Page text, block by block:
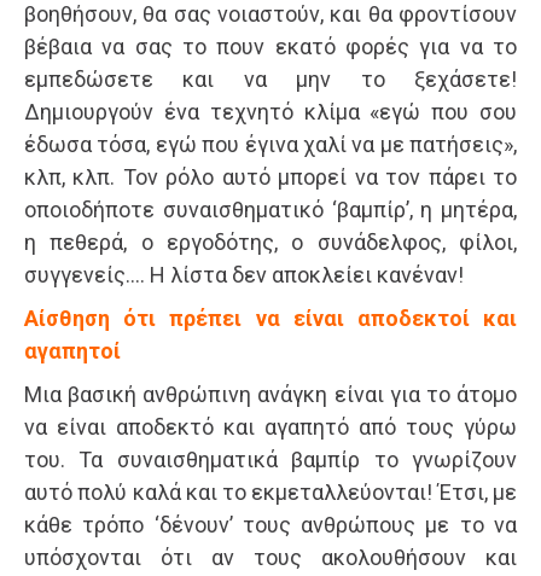
βοηθήσουν, θα σας νοιαστούν, και θα φροντίσουν
βέβαια να σας το πουν εκατό φορές για να το
εμπεδώσετε και να μην το ξεχάσετε!
Δημιουργούν ένα τεχνητό κλίμα «εγώ που σου
έδωσα τόσα, εγώ που έγινα χαλί να με πατήσεις»,
κλπ, κλπ. Τον ρόλο αυτό μπορεί να τον πάρει το
οποιοδήποτε συναισθηματικό ‘βαμπίρ’, η μητέρα,
η πεθερά, ο εργοδότης, ο συνάδελφος, φίλοι,
συγγενείς…. Η λίστα δεν αποκλείει κανέναν!
Αίσθηση ότι πρέπει να είναι αποδεκτοί και
αγαπητοί
Μια βασική ανθρώπινη ανάγκη είναι για το άτομο
να είναι αποδεκτό και αγαπητό από τους γύρω
του. Τα συναισθηματικά βαμπίρ το γνωρίζουν
αυτό πολύ καλά και το εκμεταλλεύονται! Έτσι, με
κάθε τρόπο ‘δένουν’ τους ανθρώπους με το να
υπόσχονται ότι αν τους ακολουθήσουν και